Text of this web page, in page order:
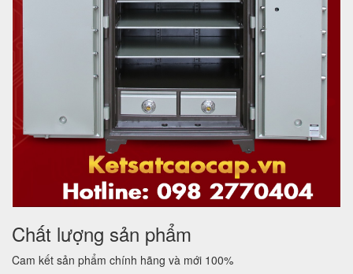
Chất lượng sản phẩm
Cam kết sản phẩm chính hãng và mới 100%